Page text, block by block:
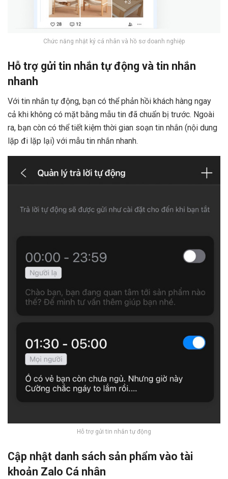
Chức năng nhật ký cá nhân và hồ sơ doanh nghiệp
Hỗ trợ gửi tin nhắn tự động và tin nhắn
nhanh
Với tin nhắn tự động, bạn có thể phản hồi khách hàng ngay
cả khi không có mặt bằng mẫu tin đã chuẩn bị trước. Ngoài
ra, bạn còn có thể tiết kiệm thời gian soạn tin nhắn (nội dung
lặp đi lặp lại) với mẫu tin nhắn nhanh.
Hỗ trợ gửi tin nhắn tự động
Cập nhật danh sách sản phẩm vào tài
khoản Zalo Cá nhân